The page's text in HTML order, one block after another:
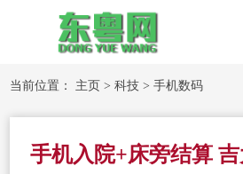
当前位置： 主页 >科技 >手机数码
手机入院+床旁结算